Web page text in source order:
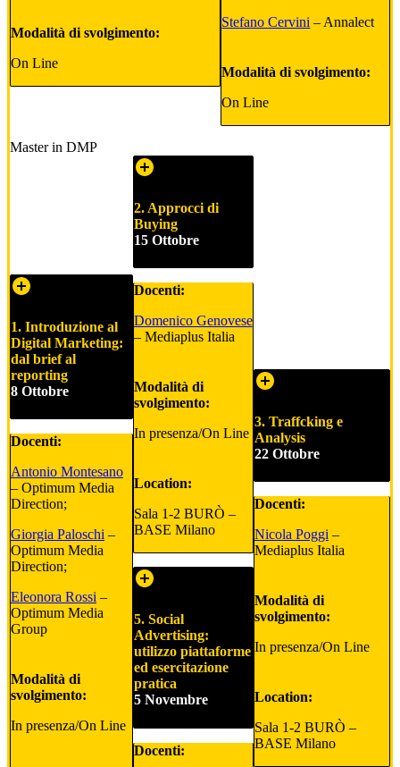
Modalità di svolgimento:
On Line
Stefano Cervini – Annalect
Modalità di svolgimento:
On Line
Master in DMP
1. Introduzione al
Digital Marketing:
dal brief al
reporting
8 Ottobre
Docenti:
Antonio Montesano
– Optimum Media
Direction;
Giorgia Paloschi –
Optimum Media
Direction;
Eleonora Rossi –
Optimum Media
Group
Modalità di
svolgimento:
In presenza/On Line
2. Approcci di
Buying
15 Ottobre
Docenti:
Domenico Genovese
– Mediaplus Italia
Modalità di
svolgimento:
In presenza/On Line
Location:
Sala 1-2 BURÒ –
BASE Milano
5. Social
Advertising:
utilizzo piattaforme
ed esercitazione
pratica
5 Novembre
Docenti:
3. Traffcking e
Analysis
22 Ottobre
Docenti:
Nicola Poggi–
Mediaplus Italia
Modalità di
svolgimento:
In presenza/On Line
Location:
Sala 1-2 BURÒ –
BASE Milano